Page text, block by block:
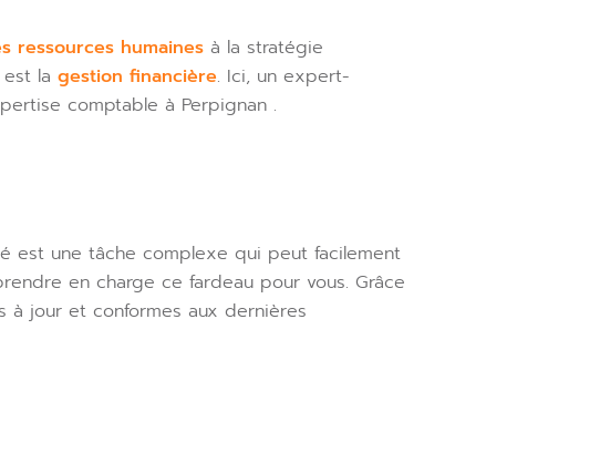
ressources humaines à la stratégie
la gestion financière. Ici, un expert-
comptable à Perpignan .
est une tâche complexe qui peut facilement
en charge ce fardeau pour vous. Grâce
à jour et conformes aux dernières